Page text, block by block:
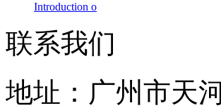
Introduction o
联系我们
地址：广州市天